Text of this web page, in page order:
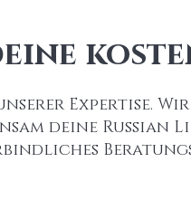
Expertise.
deine Russian